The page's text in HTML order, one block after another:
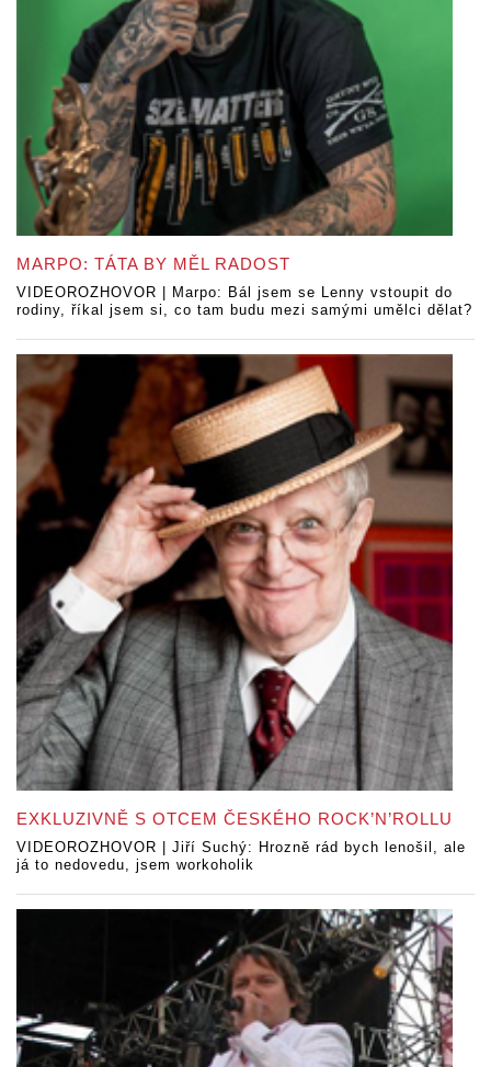
MARPO: TÁTA BY MĚL RADOST
VIDEOROZHOVOR | Marpo: Bál jsem se Lenny vstoupit do
rodiny, říkal jsem si, co tam budu mezi samými umělci dělat?
EXKLUZIVNĚ S OTCEM ČESKÉHO ROCK’N’ROLLU
VIDEOROZHOVOR | Jiří Suchý: Hrozně rád bych lenošil, ale
já to nedovedu, jsem workoholik